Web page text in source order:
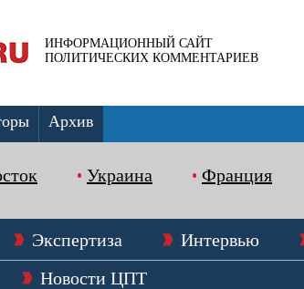
ИНФОРМАЦИОННЫЙ САЙТ
ПОЛИТИЧЕСКИХ КОММЕНТАРИЕВ
Архив
Украина Франция
Экспертиза Интервью
Новости ЦПТ